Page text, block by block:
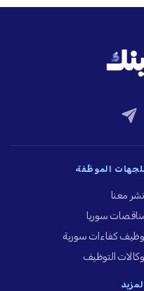
الموظِّفة
انشر معنا
سوريا
كفاءات سورية
التوظيف